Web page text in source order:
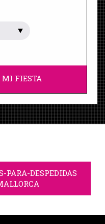
FIESTA
PARA-DESPEDIDAS